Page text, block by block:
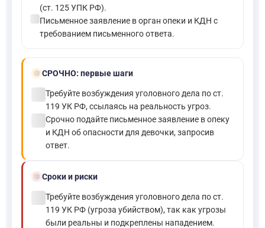
(ст. 125 УПК РФ).
check_circleПисьменное заявление в орган опеки и КДН с
требованием письменного ответа.
boltСРОЧНО: первые шаги
Требуйте возбуждения уголовного дела по ст.
119 УК РФ, ссылаясь на реальность угроз.
Срочно подайте письменное заявление в опеку
и КДН об опасности для девочки, запросив
ответ.
schedule Сроки и риски
Требуйте возбуждения уголовного дела по ст.
119 УК РФ (угроза убийством), так как угрозы
были реальны и подкреплены нападением.